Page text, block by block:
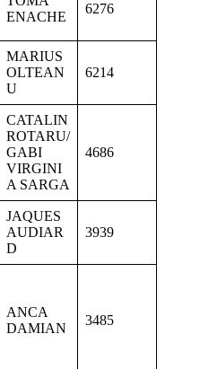
ENACHE
6276
MARIUS
OLTEAN
U
6214
CATALIN
ROTARU/
GABI
VIRGINI
A SARGA
4686
JAQUES
AUDIAR
D
3939
ANCA
DAMIAN
3485